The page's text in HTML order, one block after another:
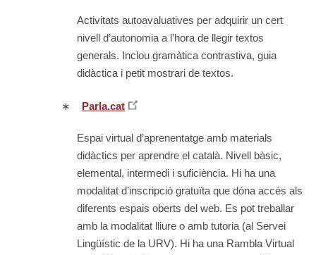
Activitats autoavaluatives per adquirir un cert
nivell d’autonomia a l’hora de llegir textos
generals. Inclou gramàtica contrastiva, guia
didàctica i petit mostrari de textos.
∗ Parla.cat
Espai virtual d’aprenentatge amb materials
didàctics per aprendre el català. Nivell bàsic,
elemental, intermedi i suficiència. Hi ha una
modalitat d’inscripció gratuïta que dóna accés als
diferents espais oberts del web. Es pot treballar
amb la modalitat lliure o amb tutoria (al Servei
Lingüístic de la URV). Hi ha una Rambla Virtual